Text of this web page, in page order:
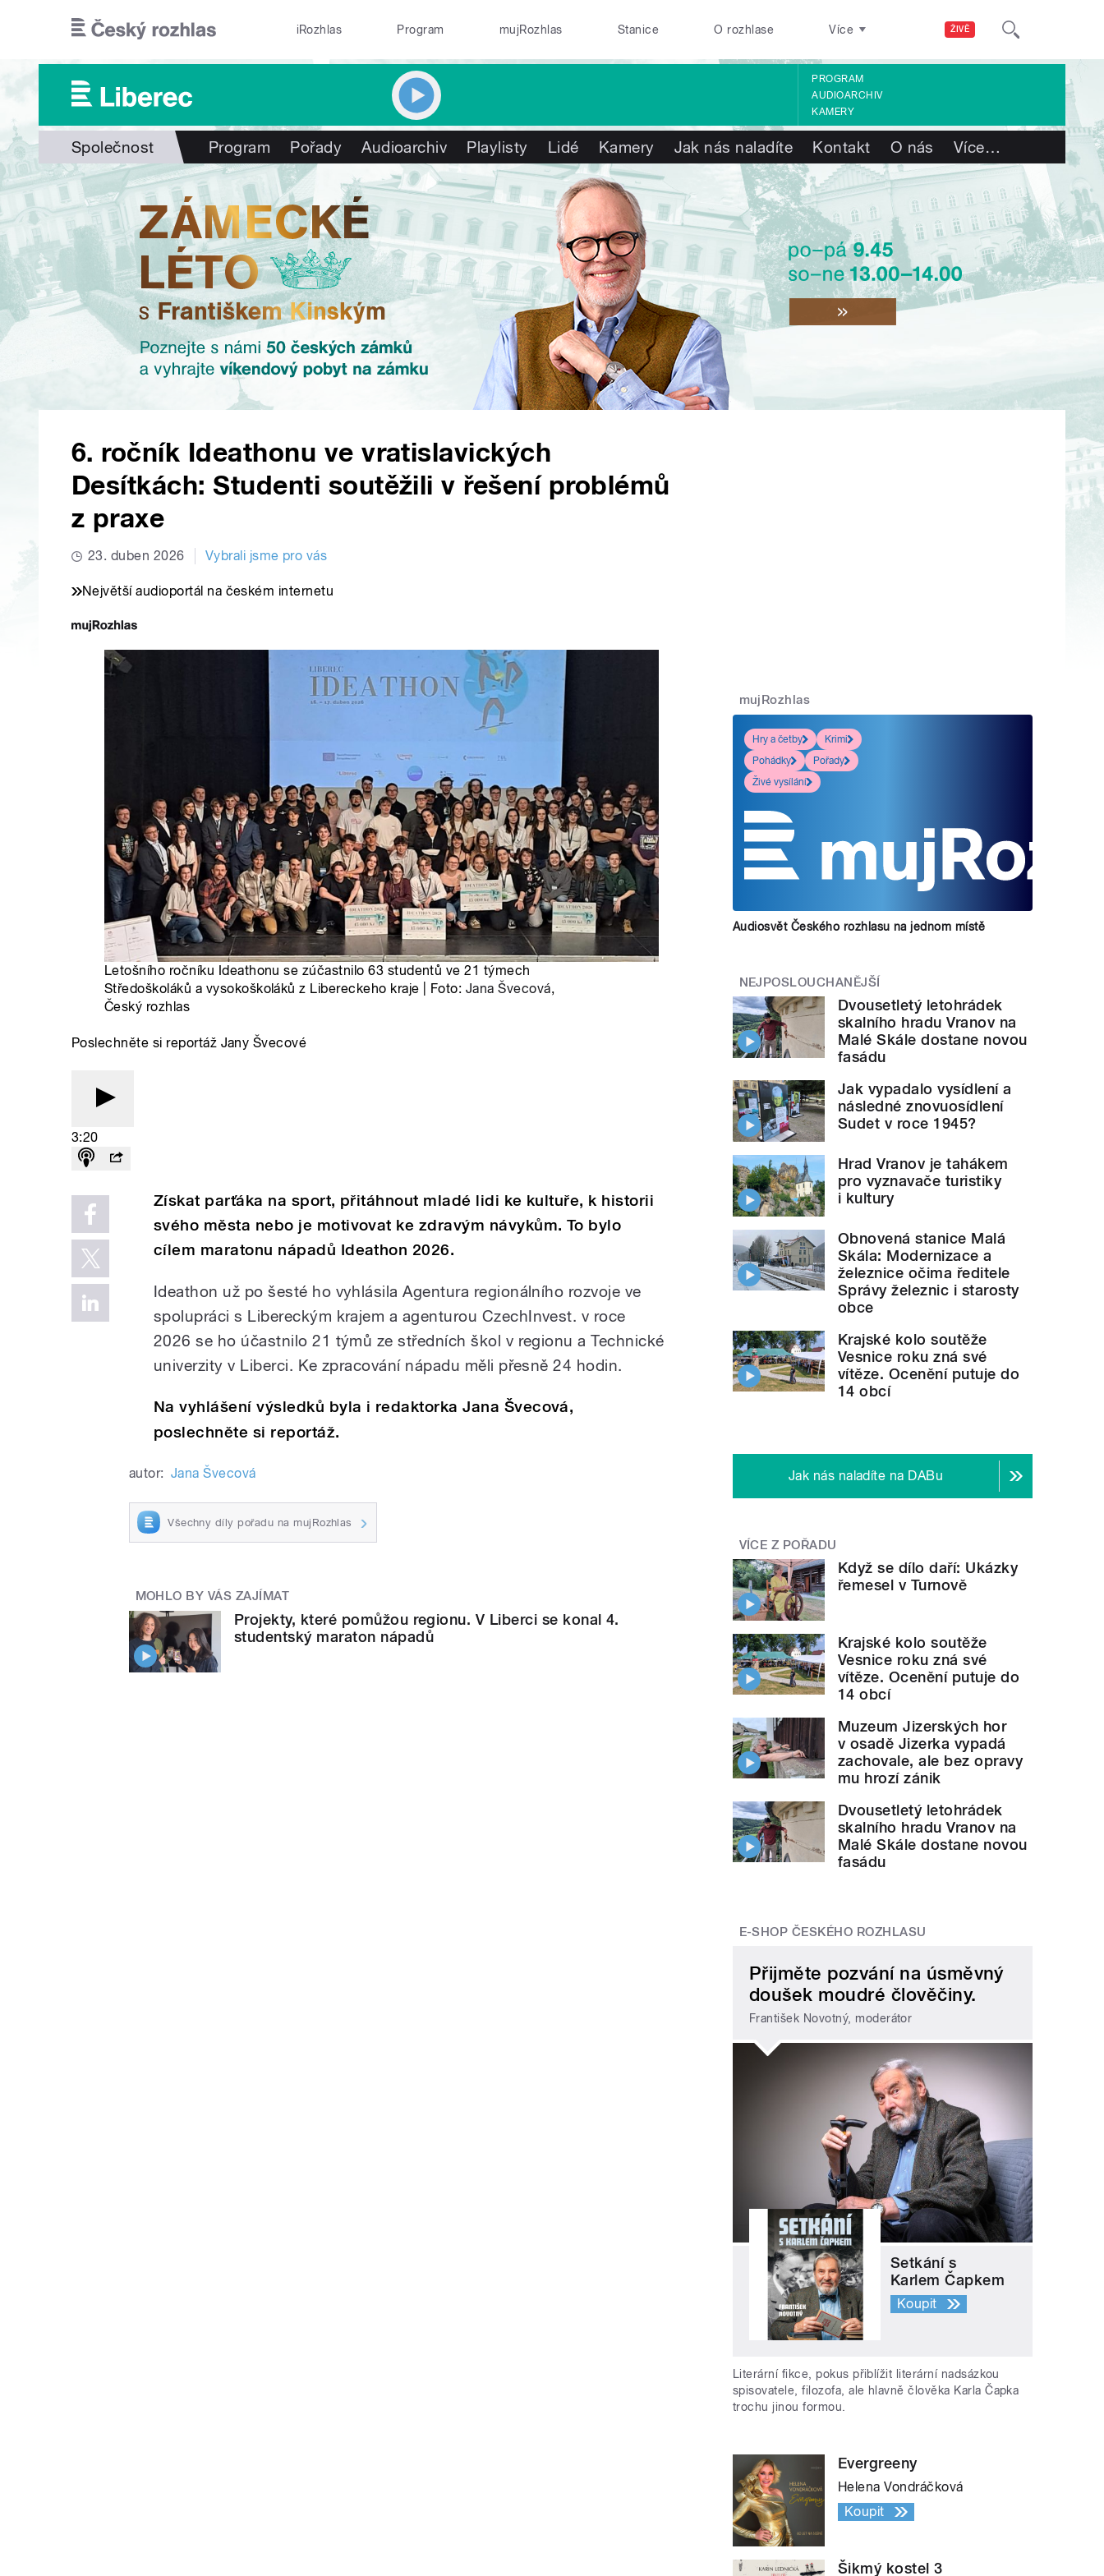
ŽIVĚ
iRozhlas Program mujRozhlas Stanice O rozhlase Více
PROGRAM
AUDIOARCHIV
KAMERY
Společnost Program Pořady Audioarchiv Playlisty Lidé Kamery Jak nás naladíte Kontakt O nás Více…
6. ročník Ideathonu ve vratislavických
Desítkách: Studenti soutěžili v řešení problémů
z praxe
23. duben 2026 Vybrali jsme pro vás
Největší audioportál na českém internetu
Letošního ročníku Ideathonu se zúčastnilo 63 studentů ve 21 týmech
Středoškoláků a vysokoškoláků z Libereckeho kraje | Foto: Jana Švecová,
Český rozhlas
Poslechněte si reportáž Jany Švecové
3:20
Získat parťáka na sport, přitáhnout mladé lidi ke kultuře, k historii
svého města nebo je motivovat ke zdravým návykům. To bylo
cílem maratonu nápadů Ideathon 2026.
Ideathon už po šesté ho vyhlásila Agentura regionálního rozvoje ve
spolupráci s Libereckým krajem a agenturou CzechInvest. v roce
2026 se ho účastnilo 21 týmů ze středních škol v regionu a Technické
univerzity v Liberci. Ke zpracování nápadu měli přesně 24 hodin.
Na vyhlášení výsledků byla i redaktorka Jana Švecová,
poslechněte si reportáž.
autor: Jana Švecová
Všechny díly pořadu na mujRozhlas
MOHLO BY VÁS ZAJÍMAT
Projekty, které pomůžou regionu. V Liberci se konal 4.
studentský maraton nápadů
mujRozhlas
Hry a četby
Krimi
Pohádky
Pořady
Živé vysílání
Audiosvět Českého rozhlasu na jednom místě
NEJPOSLOUCHANĚJŠÍ
Dvousetletý letohrádek
skalního hradu Vranov na
Malé Skále dostane novou
fasádu
Jak vypadalo vysídlení a
následné znovuosídlení
Sudet v roce 1945?
Hrad Vranov je tahákem
pro vyznavače turistiky
i kultury
Obnovená stanice Malá
Skála: Modernizace a
železnice očima ředitele
Správy železnic i starosty
obce
Krajské kolo soutěže
Vesnice roku zná své
vítěze. Ocenění putuje do
14 obcí
Jak nás naladíte na DABu
VÍCE Z POŘADU
Když se dílo daří: Ukázky
řemesel v Turnově
Krajské kolo soutěže
Vesnice roku zná své
vítěze. Ocenění putuje do
14 obcí
Muzeum Jizerských hor
v osadě Jizerka vypadá
zachovale, ale bez opravy
mu hrozí zánik
Dvousetletý letohrádek
skalního hradu Vranov na
Malé Skále dostane novou
fasádu
E-SHOP ČESKÉHO ROZHLASU
Přijměte pozvání na úsměvný
doušek moudré člověčiny.
František Novotný, moderátor
Setkání s
Karlem Čapkem
Koupit
Literární fikce, pokus přiblížit literární nadsázkou
spisovatele, filozofa, ale hlavně člověka Karla Čapka
trochu jinou formou.
Evergreeny
Helena Vondráčková
Koupit
Šikmý kostel 3